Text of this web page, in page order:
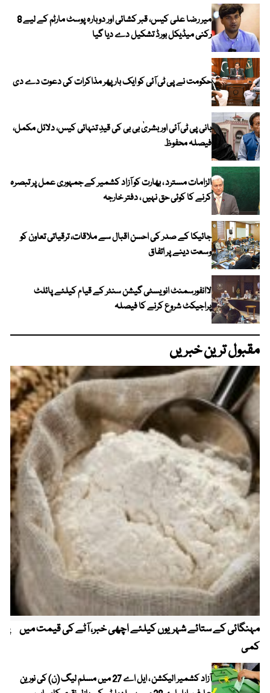
میر رضا علی کیس، قبر کشائی اور دوبارہ پوسٹ مارٹم کے لیے 8
رکنی میڈیکل بورڈ تشکیل دے دیا گیا
حکومت نے پی ٹی آئی کو ایک بارپھر مذاکرات کی دعوت دے دی
بانی پی ٹی آئی اور بشریٰ بی بی کی قیدِ تنہائی کیس، دلائل مکمل،
فیصلہ محفوظ
الزامات مسترد ، بھارت کو آزاد کشمیر کے جمہوری عمل پر تبصرہ
کرنے کا کوئی حق نہیں ، دفتر خارجہ
جائیکا کے صدر کی احسن اقبال سے ملاقات، ترقیاتی تعاون کو
وسعت دینے پر اتفاق
لاانفورسمنٹ انویسٹی گیشن سنٹر کے قیام کیلئے پائلٹ
پراجیکٹ شروع کرنے کا فیصلہ
مقبول ترین خبریں
مہنگائی کے ستائے شہریوں کیلئے اچھی خبر، آٹے کی قیمت میں
کمی
آزاد کشمیر الیکشن ، ایل اے 27 میں مسلم لیگ (ن) کی نورین